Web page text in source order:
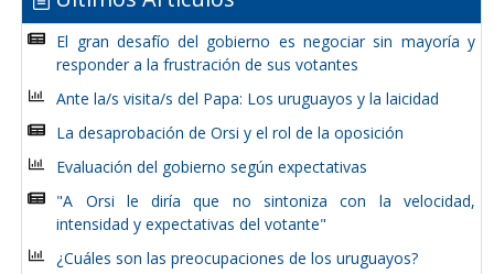
El gran desafío del gobierno es negociar sin mayoría y
responder a la frustración de sus votantes
Ante la/s visita/s del Papa: Los uruguayos y la laicidad
La desaprobación de Orsi y el rol de la oposición
Evaluación del gobierno según expectativas
"A Orsi le diría que no sintoniza con la velocidad,
intensidad y expectativas del votante"
¿Cuáles son las preocupaciones de los uruguayos?